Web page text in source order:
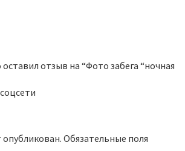
отзыв на “Фото забега “ночная
Обязательные поля